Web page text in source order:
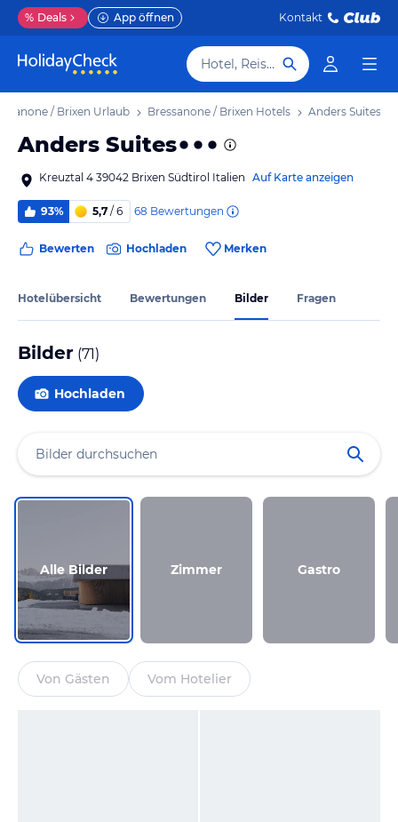
% Deals App öffnen Kontakt
Hotel, Reiseziel
/ Brixen Urlaub Bressanone / Brixen Hotels Anders Suites
Anders Suites
Kreuztal 4 39042 Brixen Südtirol Italien Auf Karte anzeigen
93% 5,7 / 6 68 Bewertungen
Bewerten Hochladen Merken
Hotelübersicht Bewertungen Bilder Fragen
Bilder (71)
Hochladen
Alle Bilder Zimmer Gastro
Von Gästen Vom Hotelier